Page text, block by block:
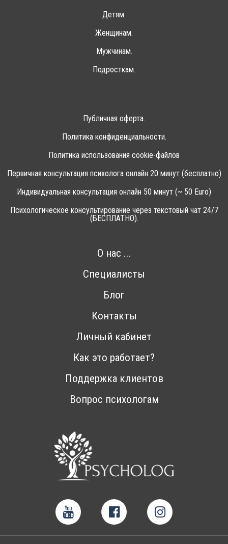
Детям.
Женщинам.
Мужчинам.
Подросткам.
Публичная оферта.
Политика конфиденциальности.
Политика использования cookie-файлов
Первичная консультация психолога онлайн 20 минут (бесплатно)
Индивидуальная консультация онлайн 50 минут (~ 50 Euro)
Психологическое консультирование через текстовый чат 24/7
(БЕСПЛАТНО).
О нас ...
Специалисты
Блог
Контакты
Личный кабинет
Как это работает?
Поддержка клиентов
Вопрос психологам